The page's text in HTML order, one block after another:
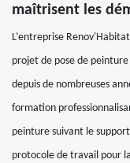
maîtrisent les
L’entreprise
projet de pose de
depuis de nombreuses
formation
peinture suivant le
protocole de travail pour